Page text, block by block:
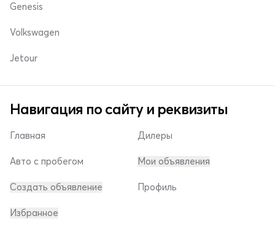
Genesis
Volkswagen
Jetour
Навигация по сайту и реквизиты
Главная
Авто с пробегом
Создать объявление
Дилеры
Мои объявления
Профиль
Избранное